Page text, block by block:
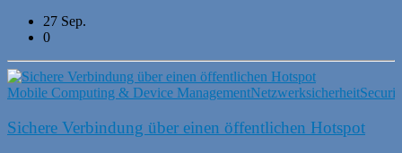
27 Sep.
0
Mobile Computing & Device ManagementNetzwerksicherheit
Sichere Verbindung über einen öffentlichen Hotspot